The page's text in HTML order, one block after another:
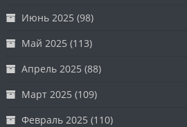
Июнь 2025 (98)
Май 2025 (113)
Апрель 2025 (88)
Март 2025 (109)
Февраль 2025 (110)